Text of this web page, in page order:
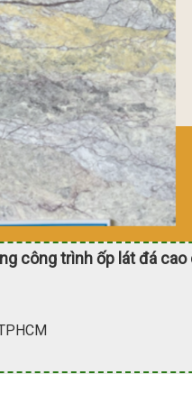
công trình ốp lát đá